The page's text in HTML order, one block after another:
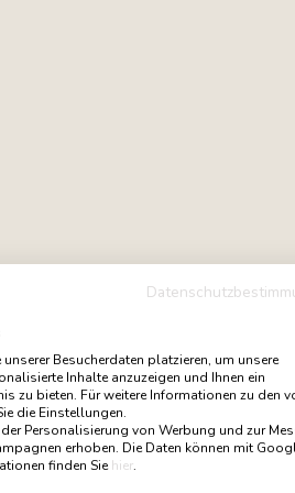
Besucherdaten platzieren, um unsere
Inhalte anzuzeigen und Ihnen ein
zu bieten. Für weitere Informationen zu den
die Einstellungen.
Personalisierung von Werbung und zur
erhoben. Die Daten können mit
finden Siehier.